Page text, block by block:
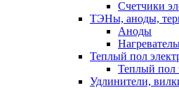
Счетчики
ТЭНы, аноды,
Аноды
Теплый пол
Теплый пол
Удлинители,